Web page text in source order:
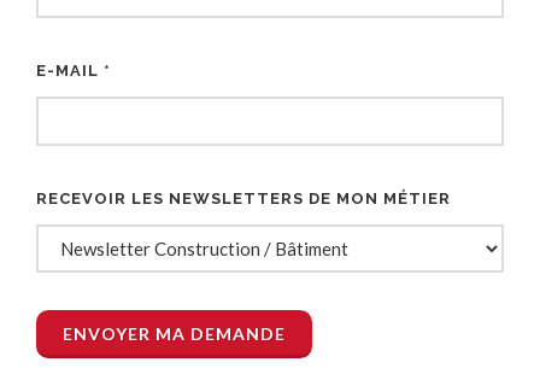
E-MAIL *
RECEVOIR LES NEWSLETTERS DE MON MÉTIER